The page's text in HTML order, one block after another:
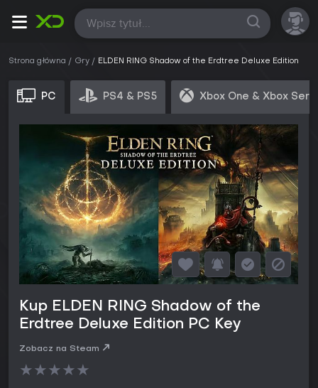
Wszystkie
Strona główna Gry ELDEN RING Shadow of the Erdtree Deluxe Edition
PC PS4 & PS5 Xbox One & Xbox
Kup ELDEN RING Shadow of the
Erdtree Deluxe Edition PC Key
Zobacz na Steam
★★★★★